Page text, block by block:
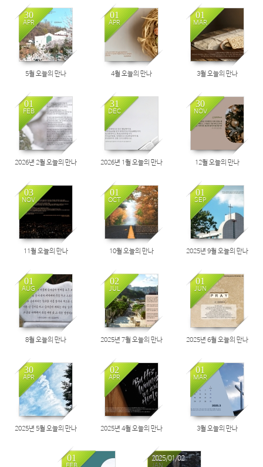
30
APR
5월 오늘의 만나
01
APR
4월 오늘의 만나
01
MAR
3월 오늘의 만나
01
FEB
2026년 2월 오늘의 만나
31
DEC
2026년 1월 오늘의 만나
30
NOV
12월 오늘의 만나
03
NOV
11월 오늘의 만나
01
OCT
10월 오늘의 만나
01
SEP
2025년 9월 오늘의 만나
01
AUG
8월 오늘의 만나
02
JUL
2025년 7월 오늘의 만나
01
JUN
2025년 6월 오늘의 만나
30
APR
2025년 5월 오늘의 만나
02
APR
2025년 4월 오늘의 만나
01
MAR
3월 오늘의 만나
01 02
2025/01/02